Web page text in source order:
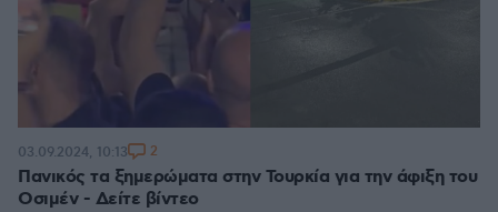
Πανικός τα ξημερώματα στην Τουρκία για την άφιξη του
Οσιμέν - Δείτε βίντεο
03.09.2024, 10:13 2